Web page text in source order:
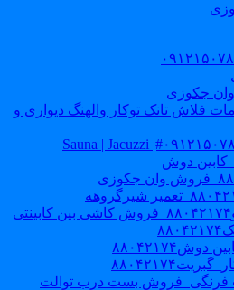
جکوزی
تانک توکار والهنگ دیواری و
دوش
بست درب توالت